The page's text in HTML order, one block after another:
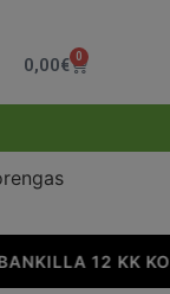
0,00€ 0
12 KK